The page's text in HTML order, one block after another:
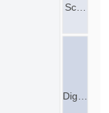
Dig…
Sc…